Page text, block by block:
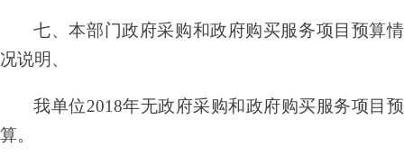
七、本部门政府采购和政府购买服务项目预算情
况说明、
我单位2018年无政府采购和政府购买服务项目预
算。